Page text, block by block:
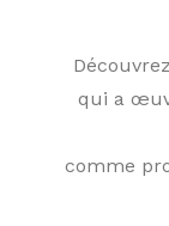
qui a
comme